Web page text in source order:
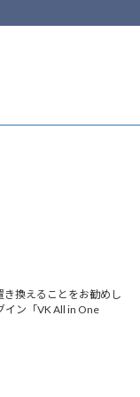
換えることをお勧めし
イン「VK All in One